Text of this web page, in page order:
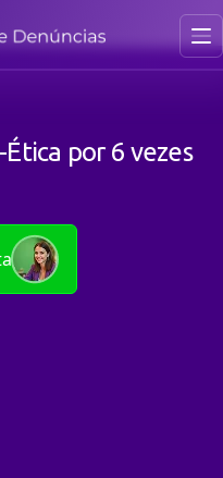
Ética por 6 vezes